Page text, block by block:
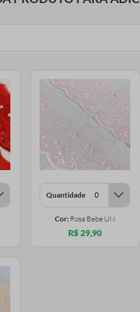
Quantidade
Cor: Rosa Bebe UN
R$ 29,90